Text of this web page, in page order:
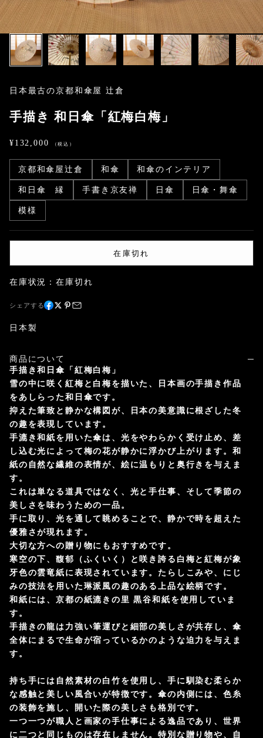
日本最古の京都和傘屋 辻倉
手描き 和日傘「紅梅白梅」
セール価格
¥132,000
京都和傘屋辻倉 和傘 和傘のインテリア
和日傘 縁 手書き京友禅 日傘 日傘・舞傘
模様
在庫切れ
在庫状況：在庫切れ
シェアする
日本製
商品について
手描き和日傘「紅梅白梅」
雪の中に咲く紅梅と白梅を描いた、日本画の手描き作品
をあしらった和日傘です。
抑えた筆致と静かな構図が、日本の美意識に根ざした冬
の趣を表現しています。
手漉き和紙を用いた傘は、光をやわらかく受け止め、差
し込む光によって梅の花が静かに浮かび上がります。 和
紙の自然な繊維の表情が、絵に温もりと奥行きを与えま
す。
これは単なる道具ではなく、光と手仕事、そして季節の
美しさを味わうための一品。
手に取り、光を通して眺めることで、静かで時を超えた
優雅さが現れます。
大切な方への贈り物にもおすすめです。
寒空の下、馥郁（ふくいく）と咲き誇る白梅と紅梅が象
牙色の雲竜紙に表現されています。たらしこみや、にじ
みの技法を用いた琳派風の趣のある上品な絵柄です。
和紙には、京都の紙漉きの里 黒谷和紙を使用していま
す。
手描きの龍は力強い筆運びと細部の美しさが共存し、傘
全体にまるで生命が宿っているかのような迫力を与えま
す。
持ち手には自然素材の白竹を使用し、手に馴染む柔らか
な感触と美しい風合いが特徴です。傘の内側には、色糸
の装飾を施し、開いた際の美しさも格別です。
一つ一つが職人と画家の手仕事による逸品であり、世界
に二つと同じものは存在しません。特別な贈り物や、自